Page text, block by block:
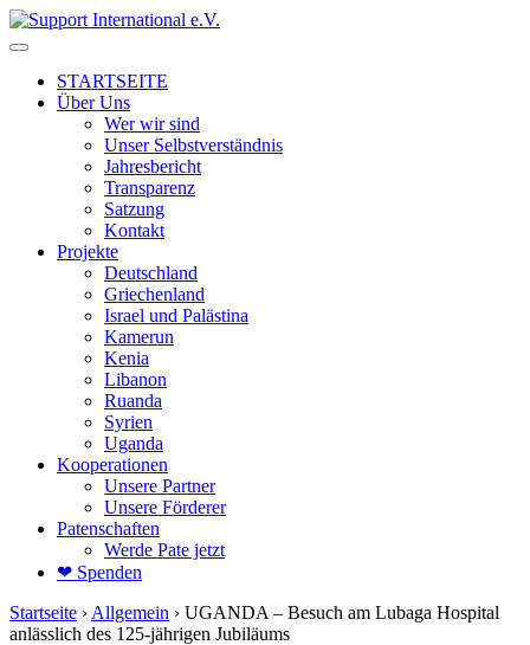
↓
Skip
Main
Content
STARTSEITE
Über Uns
Wer wir sind
Unser Selbstverständnis
Jahresbericht
Transparenz
Satzung
Kontakt
Projekte
Deutschland
Griechenland
Israel und Palästina
Kamerun
Kenia
Libanon
Ruanda
Syrien
Uganda
Kooperationen
Unsere Partner
Unsere Förderer
Patenschaften
Werde Pate jetzt
❤ Spenden
Startseite › Allgemein › UGANDA – Besuch am Lubaga Hospital
anlässlich des 125-jährigen Jubiläums